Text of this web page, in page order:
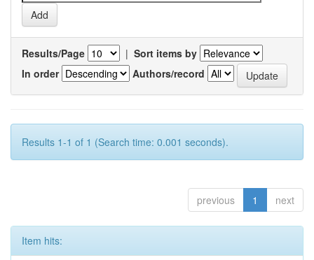
Results/Page | Sort items by
In order
Authors/record
Results 1-1 of 1 (Search time: 0.001 seconds).
previous 1 next
Item hits: